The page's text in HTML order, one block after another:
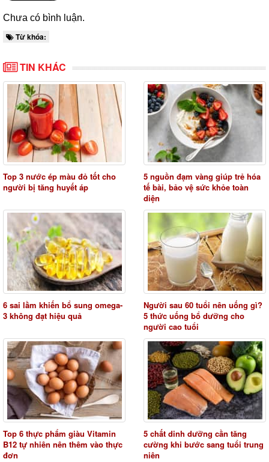
Chưa có bình luận.
Từ khóa:
TIN KHÁC
Top 3 nước ép màu đỏ tốt cho
người bị tăng huyết áp
5 nguồn đạm vàng giúp trẻ hóa
tế bài, bảo vệ sức khỏe toàn
diện
6 sai lầm khiến bổ sung omega-
3 không đạt hiệu quả
Người sau 60 tuổi nên uống gì?
5 thức uống bổ dưỡng cho
người cao tuổi
Top 6 thực phẩm giàu Vitamin
B12 tự nhiên nên thêm vào thực
đơn
5 chất dinh dưỡng cần tăng
cường khi bước sang tuổi trung
niên